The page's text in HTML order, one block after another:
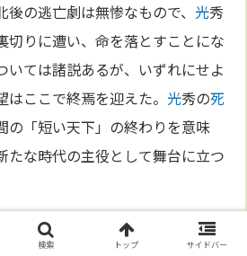
後の逃亡劇は無惨なもので、 光秀
切りに遭い、命を落とすことにな
いては諸説あるが、いずれにせよ
ここで終焉を迎えた。 光秀の死
の「短い天下」の終わりを意味
たな時代の主役として舞台に立つ
死とその後の評価
検索 トップ サイドバー